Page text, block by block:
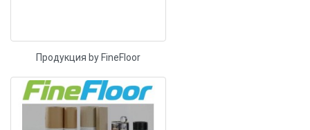
Продукция by FineFloor